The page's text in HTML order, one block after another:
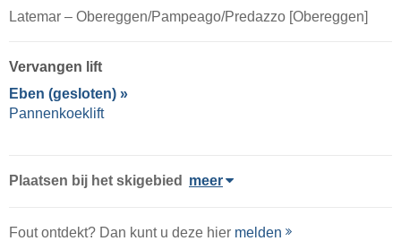
Latemar – Obereggen/​​Pampeago/​​Predazzo [Obereggen]
Vervangen lift
Eben (gesloten) »
Pannenkoeklift
Plaatsen bij het skigebied meer
Fout ontdekt? Dan kunt u deze hier melden